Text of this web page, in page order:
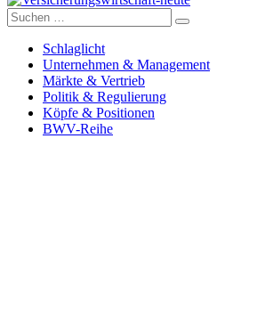
Versicherungswirtschaft-heute
Suche
nach:
Schlaglicht
Unternehmen & Management
Märkte & Vertrieb
Politik & Regulierung
Köpfe & Positionen
BWV-Reihe